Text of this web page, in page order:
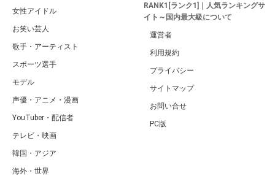
女性アイドル
お笑い芸人
歌手・アーティスト
スポーツ選手
モデル
声優・アニメ・漫画
YouTuber・配信者
テレビ・映画
韓国・アジア
海外・世界
RANK1[ランク1]｜人気ランキングサ
イト～国内最大級について
運営者
利用規約
プライバシー
サイトマップ
お問い合せ
PC版